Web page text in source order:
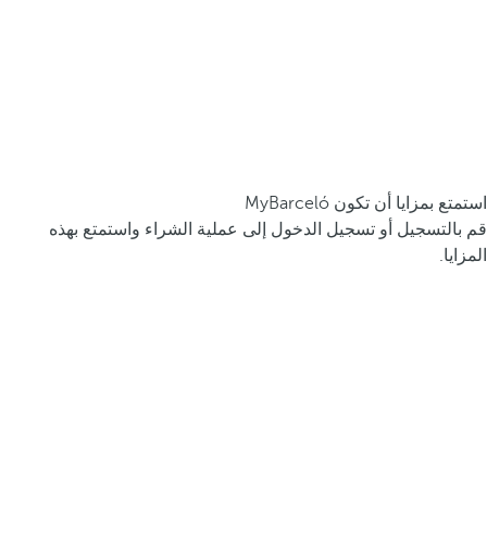
استمتع بمزايا أن تكون MyBarceló
قم بالتسجيل أو تسجيل الدخول إلى عملية الشراء واستمتع بهذه
المزايا.